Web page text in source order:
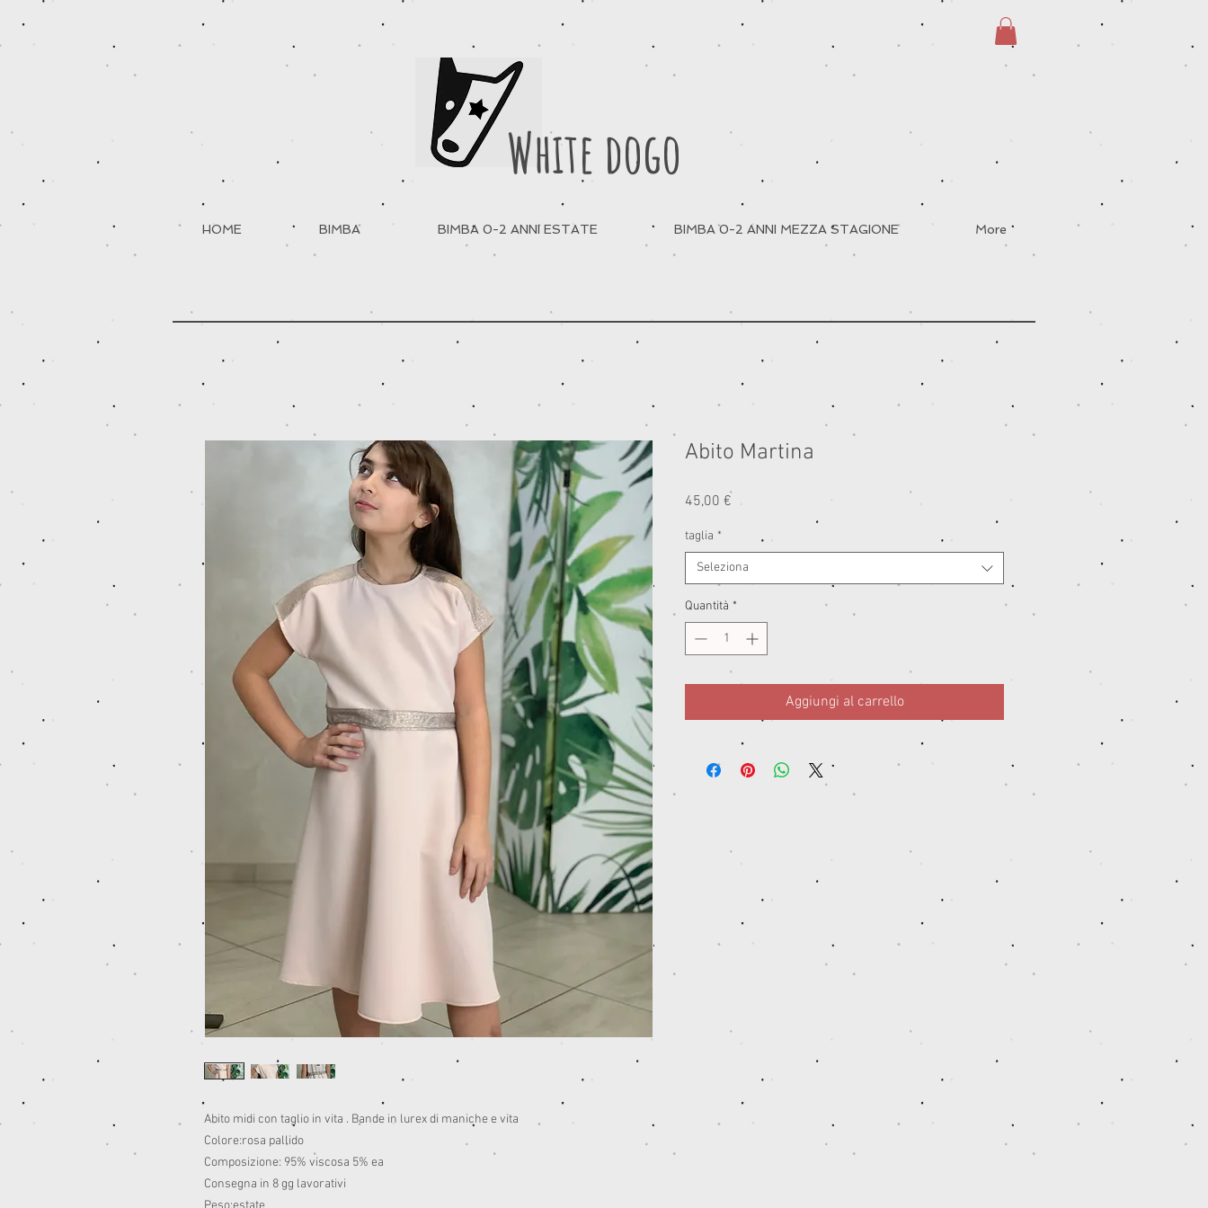
White dogo
HOME BIMBA BIMBA 0-2 ANNI ESTATE BIMBA 0-2 ANNI MEZZA STAGIONE More
Abito midi con taglio in vita . Bande in lurex di maniche e vita
Colore:rosa pallido
Composizione: 95% viscosa 5% ea
Consegna in 8 gg lavorativi
Abito Martina
45,00 €
taglia *
Seleziona
Quantità *
Aggiungi al carrello